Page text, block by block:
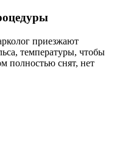
приезжают
температуры, чтобы
полностью снят, нет